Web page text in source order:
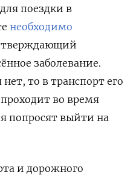
поездки в
необходимо
заболевание.
то в транспорт его
во время
попросят выйти на
и дорожного